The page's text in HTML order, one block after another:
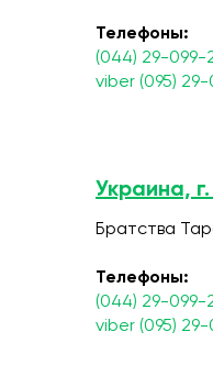
Телефоны:
(044) 29-099-
viber (095)
Украина,
Братства
Телефоны:
(044) 29-099-
viber (095)